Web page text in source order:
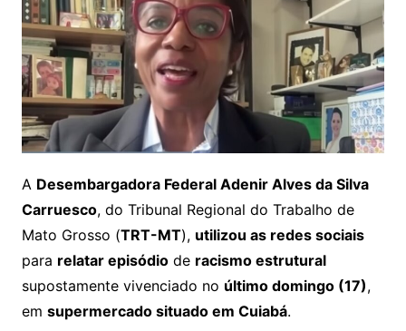
A Desembargadora Federal Adenir Alves da Silva
Carruesco, do Tribunal Regional do Trabalho de
Mato Grosso (TRT-MT), utilizou as redes sociais
para relatar episódiode racismo estrutural
supostamente vivenciado no último domingo (17),
em supermercado situado em Cuiabá.